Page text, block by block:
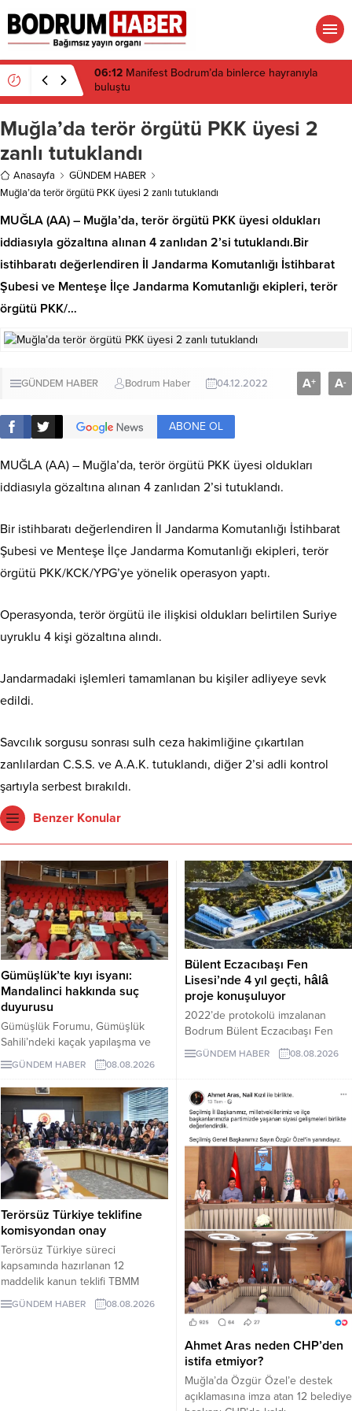
Muğla’da terör örgütü PKK üyesi 2
zanlı tutuklandı
Anasayfa
GÜNDEM HABER
Muğla’da terör örgütü PKK üyesi 2 zanlı tutuklandı
MUĞLA (AA) – Muğla’da, terör örgütü PKK üyesi oldukları
iddiasıyla gözaltına alınan 4 zanlıdan 2’si tutuklandı.Bir
istihbaratı değerlendiren İl Jandarma Komutanlığı İstihbarat
Şubesi ve Menteşe İlçe Jandarma Komutanlığı ekipleri, terör
örgütü PKK/…
GÜNDEM HABER Bodrum Haber 04.12.2022 A+ A-
ABONE OL
MUĞLA (AA) – Muğla’da, terör örgütü PKK üyesi oldukları
iddiasıyla gözaltına alınan 4 zanlıdan 2’si tutuklandı.
Bir istihbaratı değerlendiren İl Jandarma Komutanlığı İstihbarat
Şubesi ve Menteşe İlçe Jandarma Komutanlığı ekipleri, terör
örgütü PKK/KCK/YPG’ye yönelik operasyon yaptı.
Operasyonda, terör örgütü ile ilişkisi oldukları belirtilen Suriye
uyruklu 4 kişi gözaltına alındı.
Jandarmadaki işlemleri tamamlanan bu kişiler adliyeye sevk
edildi.
Savcılık sorgusu sonrası sulh ceza hakimliğine çıkartılan
zanlılardan C.S.S. ve A.A.K. tutuklandı, diğer 2’si adli kontrol
şartıyla serbest bırakıldı.
Benzer Konular
Gümüşlük’te kıyı isyanı:
Mandalinci hakkında suç
duyurusu
Gümüşlük Forumu, Gümüşlük
Sahili’ndeki kaçak yapılaşma ve
Çayıraltı Halk Plajı’ndaki işgal
iddiaları nedeniyle Bodrum
Belediye Başkanı Tamer
Mandalinci hakkında suç
duyurusunda bulundu.
GÜNDEM HABER 08.08.2026
Bülent Eczacıbaşı Fen
Lisesi’nde 4 yıl geçti, hâlâ
proje konuşuluyor
2022’de protokolü imzalanan
Bodrum Bülent Eczacıbaşı Fen
Lisesi için dört yıl sonra hâlâ proje
süreci görüşülüyor. Okulun ne
kabul edeceği belirsiz.
GÜNDEM HABER 08.08.2026
Terörsüz Türkiye teklifine
komisyondan onay
Terörsüz Türkiye süreci
kapsamında hazırlanan 12
maddelik kanun teklifi TBMM
Adalet Komisyonunda kabul edildi.
Teklif 5 ve 10 yıllık erteleme
GÜNDEM HABER 08.08.2026
Ahmet Aras neden CHP’den
istifa etmiyor?
Muğla’da Özgür Özel’e destek
açıklamasına imza atan 12 belediye